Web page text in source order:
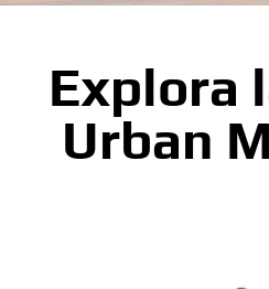
Explora
Urban